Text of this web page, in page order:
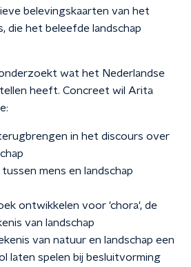
belevingskaarten van het
die het beleefde landschap
wat het Nederlandse
heeft. Concreet wil Arita
in het discours over
mens en landschap
ontwikkelen voor 'chora', de
van landschap
van natuur en landschap een
laten spelen bij besluitvorming